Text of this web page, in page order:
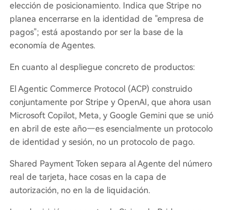
elección de posicionamiento. Indica que Stripe no
planea encerrarse en la identidad de "empresa de
pagos"; está apostando por ser la base de la
economía de Agentes.
En cuanto al despliegue concreto de productos:
El Agentic Commerce Protocol (ACP) construido
conjuntamente por Stripe y OpenAI, que ahora usan
Microsoft Copilot, Meta, y Google Gemini que se unió
en abril de este año—es esencialmente un protocolo
de identidad y sesión, no un protocolo de pago.
Shared Payment Token separa al Agente del número
real de tarjeta, hace cosas en la capa de
autorización, no en la de liquidación.